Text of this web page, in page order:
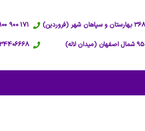
(فروردین)
لاله)
171 900 900 09 پاسخگویی 24 ساعته
34406668 مرکز اصفهان